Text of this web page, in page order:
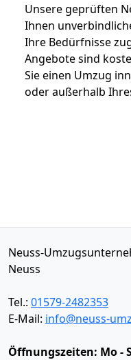
Unsere geprüften
Ihnen
Ihre Bedürfnisse
Angebote sind
Sie einen Umzug
oder außerhalb
Neuss-
Neuss
Tel.: 01579-2482353
E-Mail: info@neuss-
Öffnungszeiten: Mo -